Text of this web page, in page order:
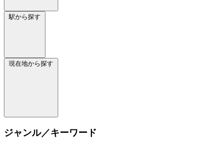
駅から探す
現在地から探す
ジャンル／キーワード